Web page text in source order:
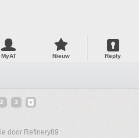
MyAT Nieuw Reply
2 3
door Refinery89